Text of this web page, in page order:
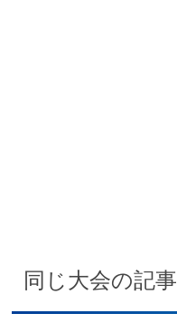
同じ大会の記事